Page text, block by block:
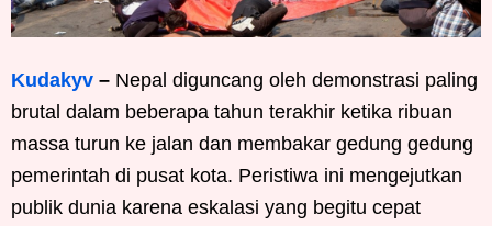
Kudakyv – Nepal diguncang oleh demonstrasi paling
brutal dalam beberapa tahun terakhir ketika ribuan
massa turun ke jalan dan membakar gedung gedung
pemerintah di pusat kota. Peristiwa ini mengejutkan
publik dunia karena eskalasi yang begitu cepat